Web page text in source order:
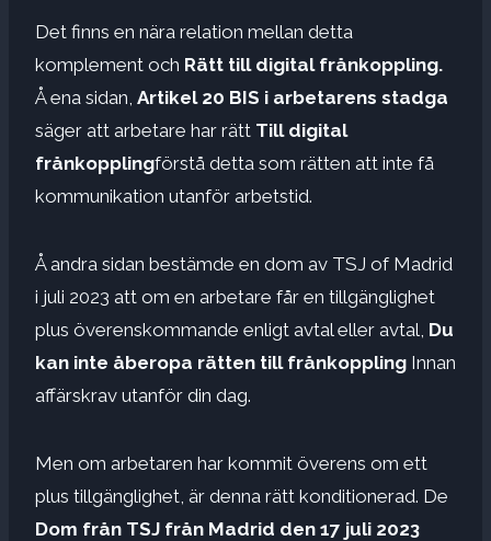
Det finns en nära relation mellan detta
komplement och Rätt till digital frånkoppling.
Å ena sidan, Artikel 20 BIS i arbetarens stadga
säger att arbetare har rätt Till digital
frånkopplingförstå detta som rätten att inte få
kommunikation utanför arbetstid.
Å andra sidan bestämde en dom av TSJ of Madrid
i juli 2023 att om en arbetare får en tillgänglighet
plus överenskommande enligt avtal eller avtal, Du
kan inte åberopa rätten till frånkoppling Innan
affärskrav utanför din dag.
Men om arbetaren har kommit överens om ett
plus tillgänglighet, är denna rätt konditionerad. De
Dom från TSJ från Madrid den 17 juli 2023